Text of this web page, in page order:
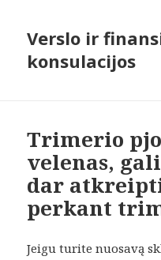
Verslo ir
konsulacijos
Trimerio
velenas,
dar
perkant
Jeigu turite nuosavą